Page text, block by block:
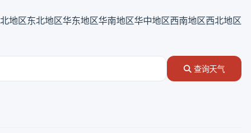
地区东北地区华东地区华南地区华中地区西南地区西北地区
查询天气